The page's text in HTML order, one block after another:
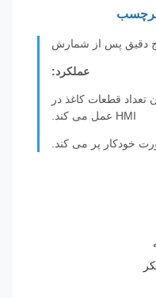
پس از شمارش
عملکرد:
قطعات کاغذ در
پر می کند.